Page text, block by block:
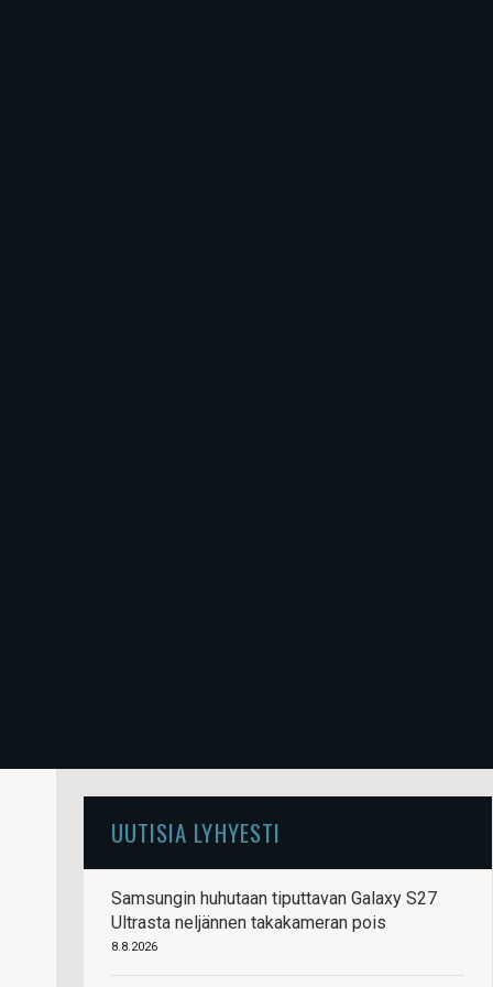
UUTISIA LYHYESTI
Samsungin huhutaan tiputtavan Galaxy S27
Ultrasta neljännen takakameran pois
8.8.2026